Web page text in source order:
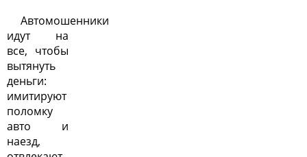
Автомошенники
идут на
все, чтобы
вытянуть
деньги:
имитируют
поломку
авто и
наезд,